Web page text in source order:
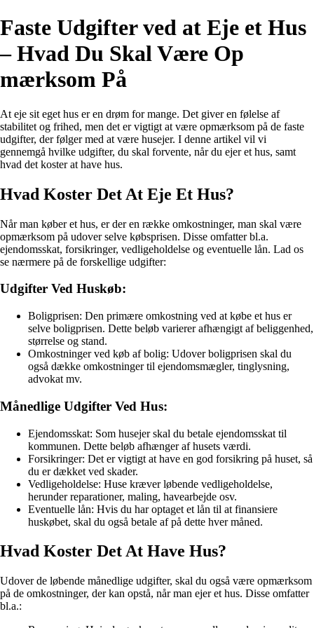
Faste Udgifter ved at Eje et Hus
– Hvad Du Skal Være Op​
mærksom På
At eje sit eget hus er en drøm for mange. Det giver en følelse af
stabilitet og frihed, men det er vigtigt at være opmærksom på de faste
udgifter, der følger med at være husejer. I denne artikel vil vi
gennemgå hvilke udgifter, du skal forvente, når du ejer et hus, samt
hvad det koster at have hus.
Hvad Koster Det At Eje Et Hus?
Når man køber et hus, er der en række omkostninger, man skal være
opmærksom på udover selve købsprisen. Disse omfatter bl.a.
ejendomsskat, forsikringer, vedligeholdelse og eventuelle lån. Lad os
se nærmere på de forskellige udgifter:
Udgifter Ved Huskøb:
Boligprisen: Den primære omkostning ved at købe et hus er
selve boligprisen. Dette beløb varierer afhængigt af beliggenhed,
størrelse og stand.
Omkostninger ved køb af bolig: Udover boligprisen skal du
også dække omkostninger til ejendomsmægler, tinglysning,
advokat mv.
Månedlige Udgifter Ved Hus:
Ejendomsskat: Som husejer skal du betale ejendomsskat til
kommunen. Dette beløb afhænger af husets værdi.
Forsikringer: Det er vigtigt at have en god forsikring på huset, så
du er dækket ved skader.
Vedligeholdelse: Huse kræver løbende vedligeholdelse,
herunder reparationer, maling, havearbejde osv.
Eventuelle lån: Hvis du har optaget et lån til at finansiere
huskøbet, skal du også betale af på dette hver måned.
Hvad Koster Det At Have Hus?
Udover de løbende månedlige udgifter, skal du også være opmærksom
på de omkostninger, der kan opstå, når man ejer et hus. Disse omfatter
bl.a.: